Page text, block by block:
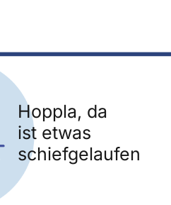
Hoppla, da
ist etwas
schiefgelaufen